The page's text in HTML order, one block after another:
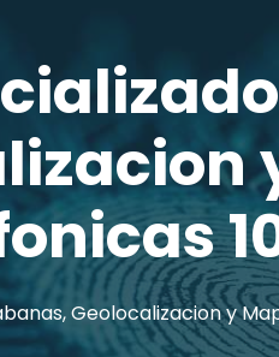
Geolocalizacion y